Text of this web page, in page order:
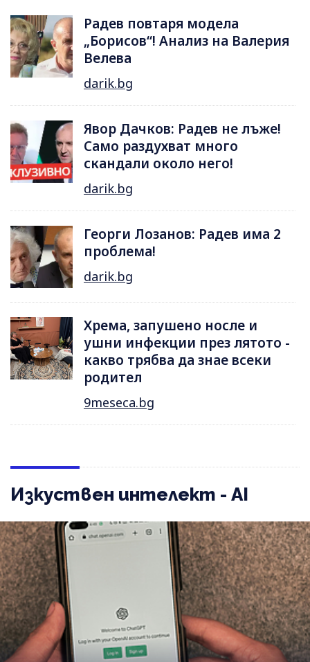
Радев повтаря модела
„Борисов“! Анализ на Валерия
Велева
darik.bg
Явор Дачков: Радев не лъже!
Само раздухват много
скандали около него!
darik.bg
Георги Лозанов: Радев има 2
проблема!
darik.bg
Хрема, запушено носле и
ушни инфекции през лятотo -
какво трябва да знае всеки
родител
9meseca.bg
Изкуствен интелект - AI